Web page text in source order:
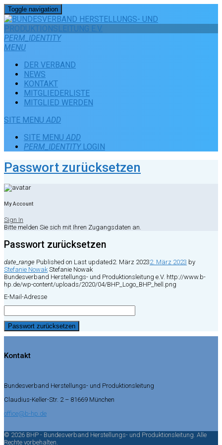
Toggle navigation
PERM_IDENTITY
MENU
DER VERBAND
NEWS
KONTAKT
MITGLIEDERLISTE
MITGLIED WERDEN
SITE MENU ADD
SITE MENU ADD
PERM_IDENTITYLOGIN
Passwort zurücksetzen
My Account
Sign In
Bitte melden Sie sich mit Ihren Zugangsdaten an.
Passwort zurücksetzen
date_range Published on Last updated2. März 20232. März 2023 by
Stefanie Nowak Stefanie Nowak
Bundesverband Herstellungs- und Produktionsleitung e.V. http://www.b-
hp.de/wp-content/uploads/2020/04/BHP_Logo_BHP_hell.png
E-Mail-Adresse
Kontakt
Bundesverband Herstellungs- und Produktionsleitung
Claudius-Keller-Str. 2 – 81669 München
office@b-hp.de
© 2026 BHP - Bundesverband Herstellungs- und Produktionsleitung. Alle
Rechte vorbehalten.